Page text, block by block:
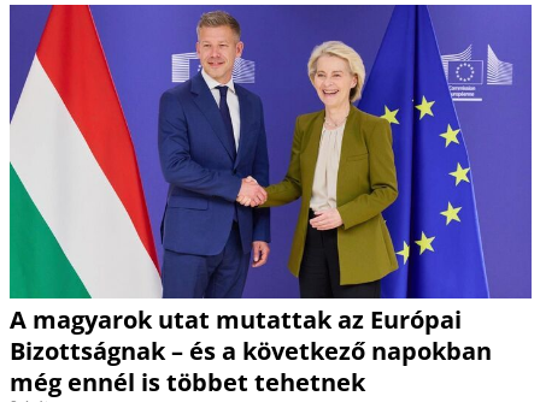
A magyarok utat mutattak az Európai
Bizottságnak – és a következő napokban
még ennél is többet tehetnek